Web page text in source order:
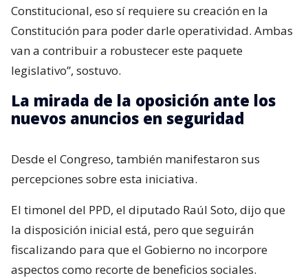
Constitucional, eso sí requiere su creación en la
Constitución para poder darle operatividad. Ambas
van a contribuir a robustecer este paquete
legislativo”, sostuvo.
La mirada de la oposición ante los
nuevos anuncios en seguridad
Desde el Congreso, también manifestaron sus
percepciones sobre esta iniciativa.
El timonel del PPD, el diputado Raúl Soto, dijo que
la disposición inicial está, pero que seguirán
fiscalizando para que el Gobierno no incorpore
aspectos como recorte de beneficios sociales.